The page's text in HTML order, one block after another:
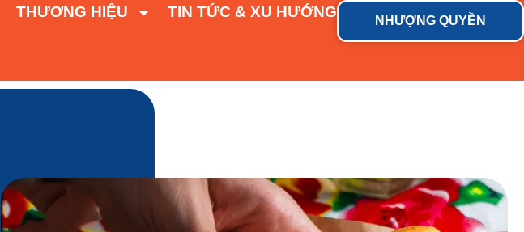
THƯƠNG HIỆU TIN TỨC & XU HƯỚNG
NHƯỢNG QUYỀN